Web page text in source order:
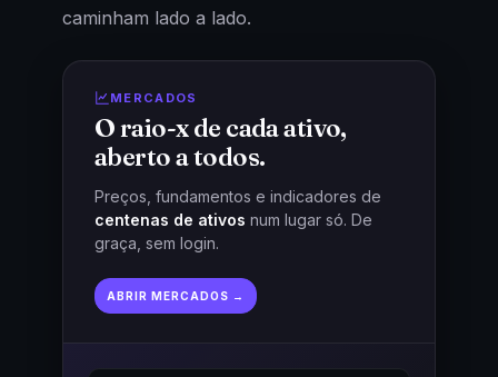
caminham lado a lado.
MERCADOS
O raio-x de cada ativo,
aberto a todos.
Preços, fundamentos e indicadores de
centenas de ativos num lugar só. De
graça, sem login.
ABRIR MERCADOS →